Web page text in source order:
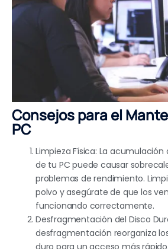
Consejos para el
PC
Limpieza Física: La
de tu PC puede causar
problemas de rendimiento.
polvo y asegúrate de que los
funcionando correctamente.
Desfragmentación del Disco
desfragmentación reorganiza
duro para un acceso más